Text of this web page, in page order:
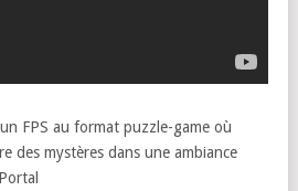
FPS au format puzzle-game où
des mystères dans une ambiance